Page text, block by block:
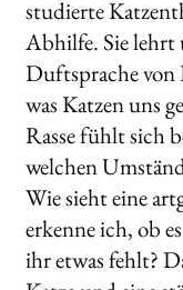
studierte
Abhilfe. Sie lehrt
Duftsprache von
was Katzen uns
Rasse fühlt sich
welchen
Wie sieht eine
erkenne ich, ob
ihr etwas fehlt?